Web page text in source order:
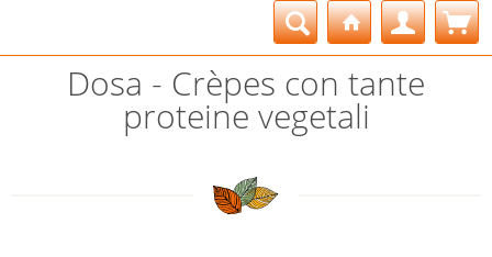
Dosa - Crèpes con tante
proteine vegetali